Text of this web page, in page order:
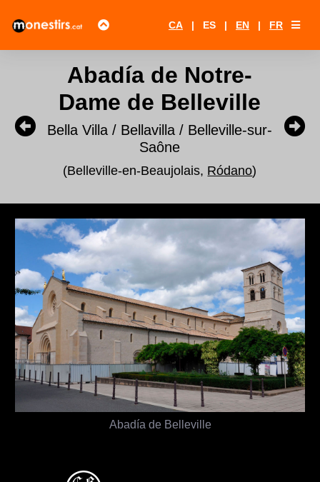
CA | ES | EN | FR
Abadía de Notre-
Dame de Belleville
Bella Villa / Bellavilla / Belleville-sur-
Saône
(Belleville-en-Beaujolais, Ródano)
Abadía de Belleville